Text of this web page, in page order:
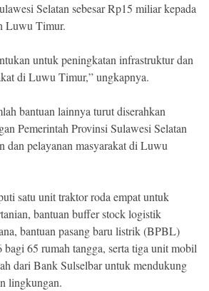
Selatan sebesar Rp15 miliar kepada
Luwu Timur.
untuk peningkatan infrastruktur dan
di Luwu Timur,” ungkapnya.
bantuan lainnya turut diserahkan
Pemerintah Provinsi Sulawesi Selatan
dan pelayanan masyarakat di Luwu
satu unit traktor roda empat untuk
bantuan buffer stock logistik
bantuan pasang baru listrik (BPBL)
65 rumah tangga, serta tiga unit mobil
dari Bank Sulselbar untuk mendukung
lingkungan.